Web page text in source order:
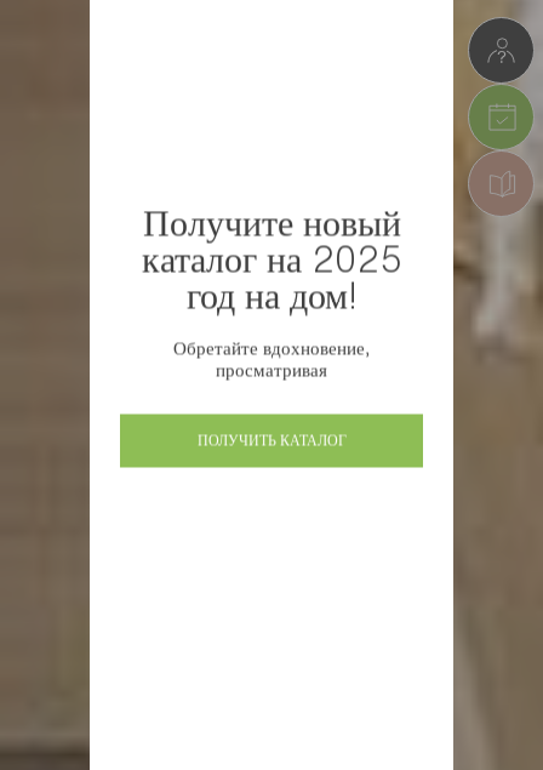
Получите новый
каталог на 2025
год на дом!
Обретайте вдохновение,
просматривая
ПОЛУЧИТЬ КАТАЛОГ